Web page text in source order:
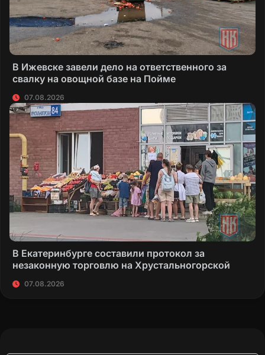
В Ижевске завели дело на ответственного за
свалку на овощной базе на Пойме
07.08.2026
В Екатеринбурге составили протокол за
незаконную торговлю на Хрустальногорской
07.08.2026